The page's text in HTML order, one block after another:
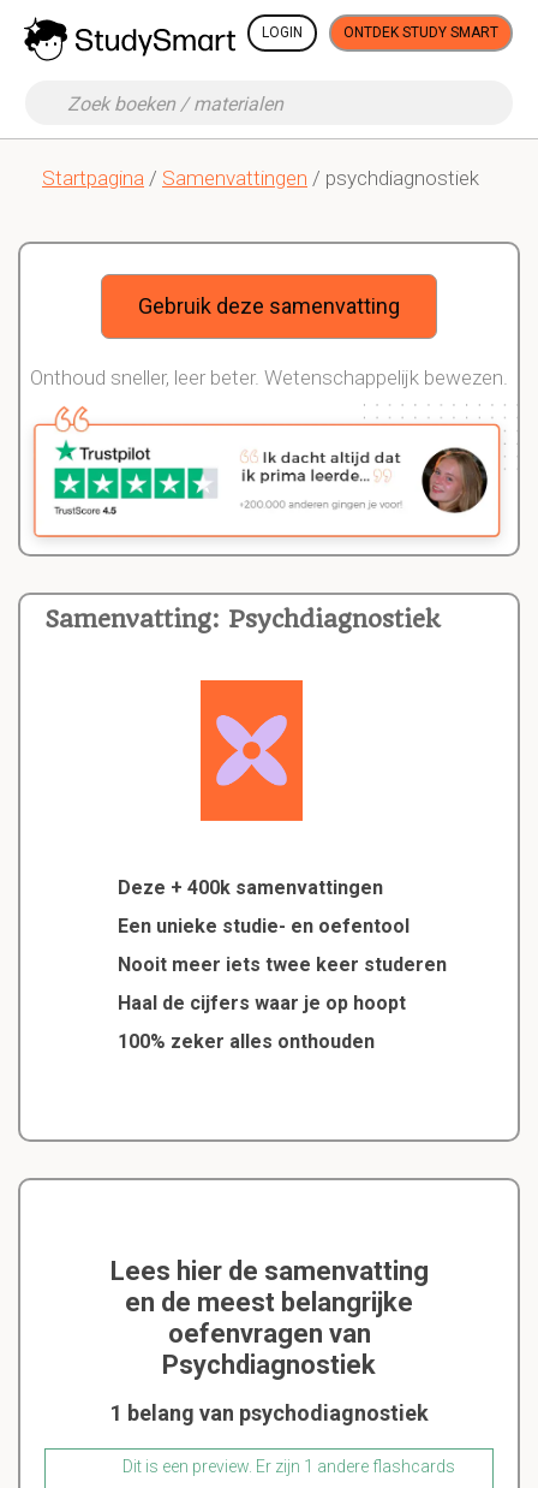
LOGIN ONTDEK STUDY SMART
Startpagina / Samenvattingen / psychdiagnostiek
Samenvatting: Psychdiagnostiek
Deze + 400k samenvattingen
Een unieke studie- en oefentool
Nooit meer iets twee keer studeren
Haal de cijfers waar je op hoopt
100% zeker alles onthouden
Gebruik deze samenvatting
Onthoud sneller, leer beter. Wetenschappelijk bewezen.
Lees hier de samenvatting
en de meest belangrijke
oefenvragen van
Psychdiagnostiek
1 belang van psychodiagnostiek
Dit is een preview. Er zijn 1 andere flashcards